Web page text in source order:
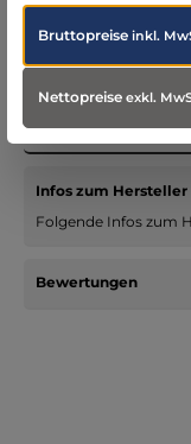
Unverzichtbarer
Tasmanian Tiger TT
Profi…Mehr
Infos zum Hersteller
Folgende Infos zum
Bewertungen
Bruttopreiseinkl.
Nettopreiseexkl.